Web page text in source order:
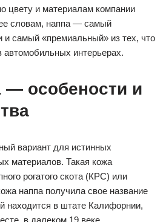
цвету и материалам компании
словам, наппа — самый
и самый «премиальный» из тех, что
автомобильных интерьерах.
— особености и
вариант для истинных
материалов. Такая кожа
рогатого скота (КРС) или
наппа получила свое название
находится в штате Калифорнии,
в далеком 19 веке